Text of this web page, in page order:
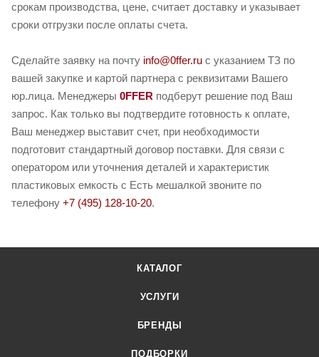
срокам производства, цене, считает доставку и указывает
сроки отгрузки после оплаты счета.
Сделайте заявку на почту info@0ffer.ru с указанием ТЗ по
вашей закупке и картой партнера с реквизитами Вашего
юр.лица. Менеджеры 0FFER подберут решение под Ваш
запрос. Как только вы подтвердите готовность к оплате,
Ваш менеджер выставит счет, при необходимости
подготовит стандартный договор поставки. Для связи с
оператором или уточнения деталей и характеристик
пластиковых емкость с Есть мешалкой звоните по
телефону +7 (495) 128-10-20.
КАТАЛОГ
УСЛУГИ
БРЕНДЫ
ПОДБОРКИ